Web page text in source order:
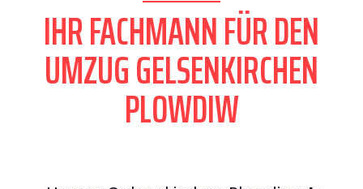
IHR FACHMANN FÜR DEN
UMZUG GELSENKIRCHEN
PLOWDIW